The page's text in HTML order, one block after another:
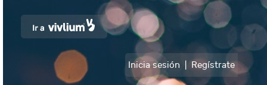
Inicia sesión Regístrate